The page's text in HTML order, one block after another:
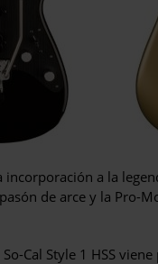
a la
de arce y la Pro-
Cal Style 1 HSS